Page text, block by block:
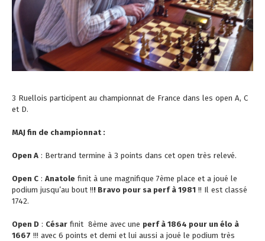
3 Ruellois participent au championnat de France dans les open A, C
et D.
MAJ fin de championnat :
Open A : Bertrand termine à 3 points dans cet open très relevé.
Open C : Anatole finit à une magnifique 7ème place et a joué le
podium jusqu’au bout !!! Bravo pour sa perf à 1981 !! Il est classé
1742.
Open D : César finit 8ème avec une perf à 1864 pour un élo à
1667 !!! avec 6 points et demi et lui aussi a joué le podium très